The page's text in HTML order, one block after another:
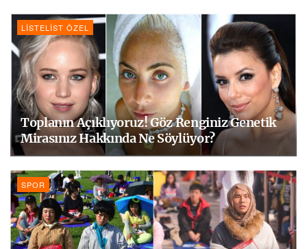
LISTELIST ÖZEL
Toplanın Açıklıyoruz! Göz Renginiz Genetik
Mirasınız Hakkında Ne Söylüyor?
SPOR